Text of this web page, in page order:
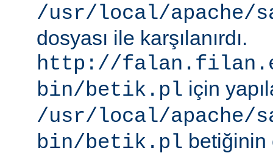
/usr/local/apache/
dosyası ile karşılanırdı.
http://
bin/betik.pl için
/usr/local/apache/
bin/betik.pl betiğinin